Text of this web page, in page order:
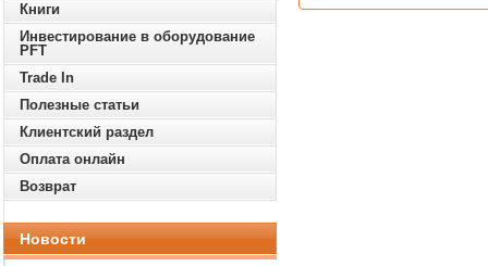
Книги
Инвестирование в оборудование
PFT
Trade In
Полезные статьи
Клиентский раздел
Оплата онлайн
Возврат
Новости